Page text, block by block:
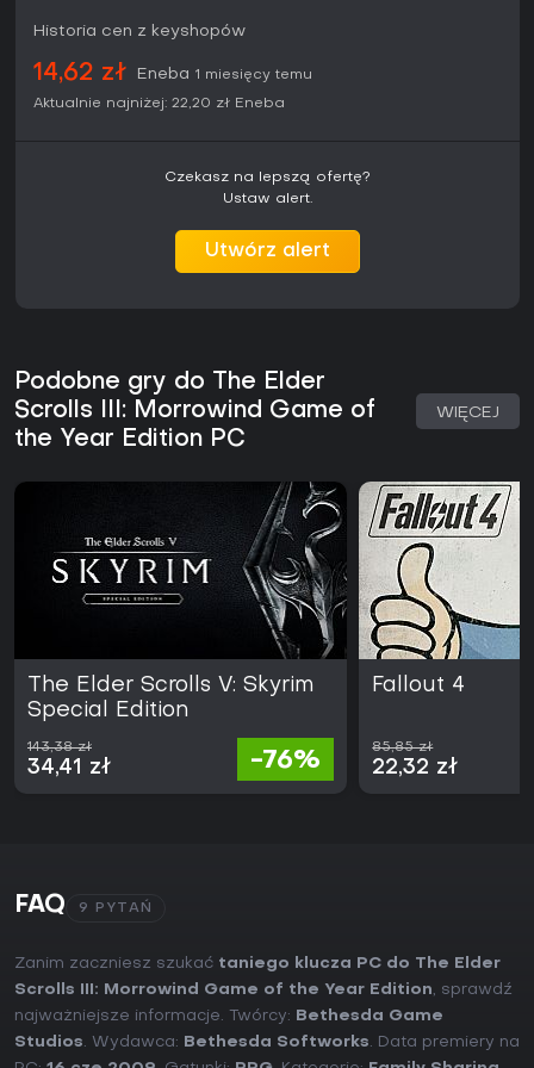
ponadczasowość. Jeśli lubisz samokierowaną eksplorację i
zanurzyć się w tę grę dla czystej radości odkrywania. Fani
szybkiej akcji czy prowadzonej za rękę narracji mogą mieć
Historia cen z keyshopów
14,62 zł Eneba 1 miesięcy temu
Aktualnie najniżej: 22,20 zł Eneba
Czekasz na lepszą ofertę?
Ustaw alert.
Utwórz alert
Podobne gry do The Elder
Scrolls III: Morrowind Game of
the Year Edition PC
WIĘCEJ
The Elder Scrolls V: Skyrim
Special Edition
143,38 zł
34,41 zł -76%
Fallout 4
85,85 zł
22,32 zł
FAQ 9 PYTAŃ
Zanim zaczniesz szukać taniego klucza PC do The Elder
Scrolls III: Morrowind Game of the Year Edition, sprawdź
najważniejsze informacje. Twórcy:
Bethesda Game
Studios. Wydawca: Bethesda Softworks. Data premiery na